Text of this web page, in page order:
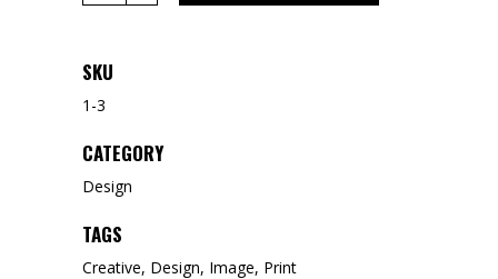
SKU
1-3
CATEGORY
Design
TAGS
Creative, Design, Image, Print